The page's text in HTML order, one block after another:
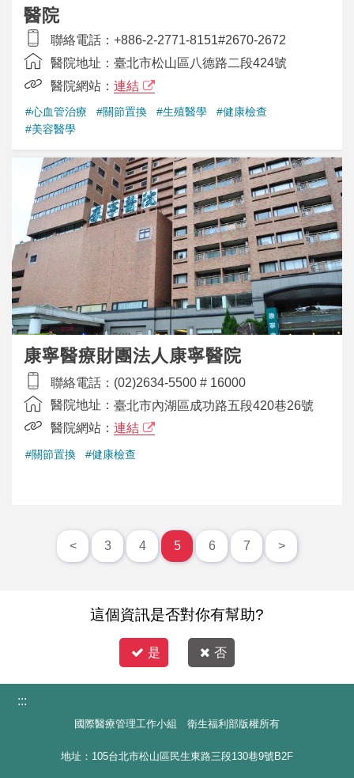
醫院
聯絡電話： +886-2-2771-8151#2670-2672
醫院地址： 臺北市松山區八德路二段424號
醫院網站： 連結
#心血管治療 #關節置換 #生殖醫學
#健康檢查
#美容醫學
康寧醫療財團法人康寧醫院
聯絡電話： (02)2634-5500 # 16000
醫院地址： 臺北市內湖區成功路五段420巷26號
醫院網站： 連結
#關節置換 #健康檢查
< 3 4 5 6 7 >
這個資訊是否對你有幫助?
是 否
:::
國際醫療管理工作小組 衛生福利部版權所有
地址：105台北市松山區民生東路三段130巷9號B2F